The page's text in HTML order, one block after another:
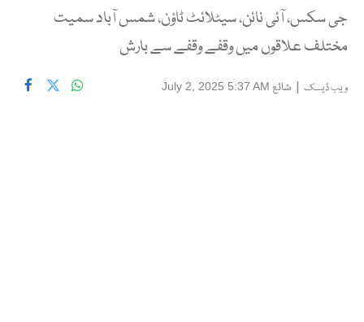
جی سکس، آئی نائن، سیٹلائٹ ٹاؤن، شمس آباد سمیت
مختلف علاقوں میں وقفے وقفے سے بارش
ویب ڈیسک | شائع July 2, 2025 5:37 AM